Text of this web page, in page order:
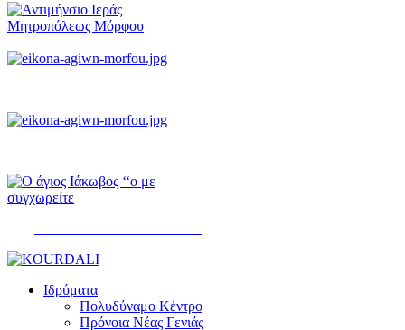
Ιδρύματα
Πολυδύναμο Κέντρο
Πρόνοια Νέας Γενιάς